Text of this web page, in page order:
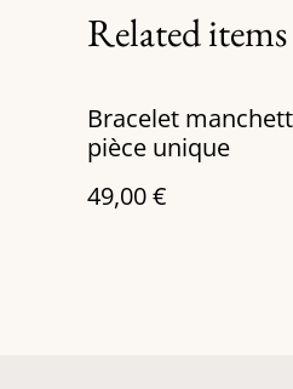
Related items
Bracelet
pièce unique
49,00 €